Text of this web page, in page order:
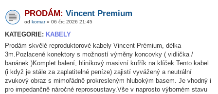
PRODÁM: Vincent Premium
od komar» 06 črc 2026 21:45
KATEGORIE: KABELY
Prodám skvělé reproduktorové kabely Vincent Prémium, délka
3m.Pozlacené konektory s možností výměny koncovky ( vidlička /
banánek )Komplet balení, hliníkový masivní kufřík na klíček.Tento kabel
(i když je stále za zaplatitelné peníze) zajistí vyvážený a neutrální
zvukový obraz s mimořádně prokresleným hlubokým basem. Je vhodný i
pro impedančně náročné reprosoustavy.Vše v naprosto výborném stavu